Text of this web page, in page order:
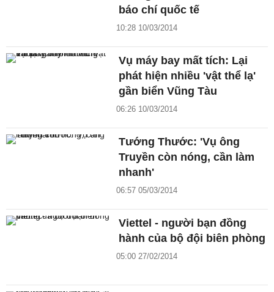
báo chí quốc tế
10:28 10/03/2014
Vụ máy bay mất tích: Lại
phát hiện nhiều 'vật thể lạ'
gần biển Vũng Tàu
06:26 10/03/2014
Tướng Thước: 'Vụ ông
Truyền còn nóng, cần làm
nhanh'
06:57 05/03/2014
Viettel - người bạn đồng
hành của bộ đội biên phòng
05:00 27/02/2014